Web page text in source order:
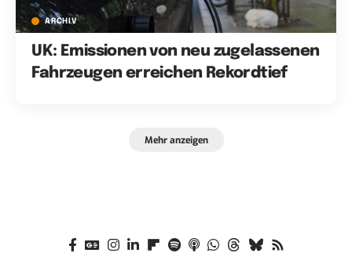
ARCHIV
UK: Emissionen von neu zugelassenen
Fahrzeugen erreichen Rekordtief
Mehr anzeigen